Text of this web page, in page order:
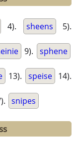
4). sheens 5).
9). sphene
13). speise 14).
snipes